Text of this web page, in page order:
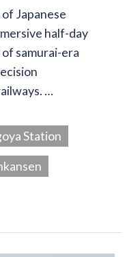
Japanese
half-day
samurai-era
…
Station